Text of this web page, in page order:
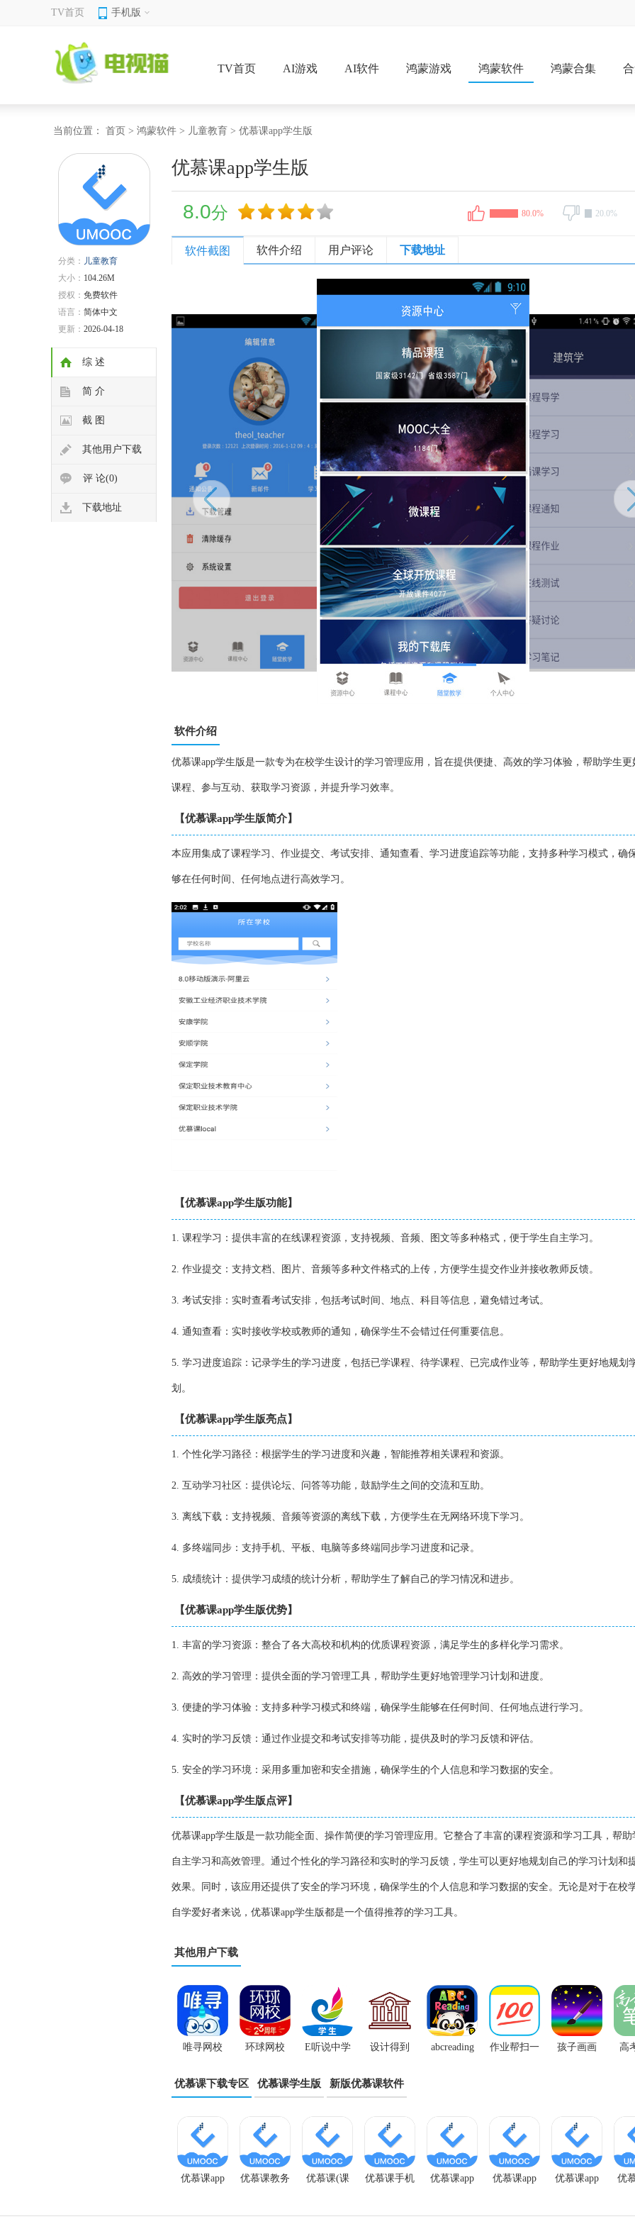
TV首页 手机版
TV首页 AI游戏 AI软件 鸿蒙游戏 鸿蒙软件 鸿蒙合集
当前位置： 首页 > 鸿蒙软件 > 儿童教育 > 优慕课app学生版
分类： 儿童教育
大小： 104.26M
授权： 免费软件
语言： 简体中文
更新： 2026-04-18
综 述
简 介
截 图
其他用户下载
评 论(0)
下载地址
优慕课app学生版
8.0分 80.0% 20.0%
软件截图 软件介绍 用户评论 下载地址
软件介绍
优慕课app学生版是一款专为在校学生设计的学习管理应用，旨在提供便捷、高效的学习体验，帮助学生更
课程、参与互动、获取学习资源，并提升学习效率。
【优慕课app学生版简介】
本应用集成了课程学习、作业提交、考试安排、通知查看、学习进度追踪等功能，支持多种学习模式，确
够在任何时间、任何地点进行高效学习。
【优慕课app学生版功能】
1. 课程学习：提供丰富的在线课程资源，支持视频、音频、图文等多种格式，便于学生自主学习。
2. 作业提交：支持文档、图片、音频等多种文件格式的上传，方便学生提交作业并接收教师反馈。
3. 考试安排：实时查看考试安排，包括考试时间、地点、科目等信息，避免错过考试。
4. 通知查看：实时接收学校或教师的通知，确保学生不会错过任何重要信息。
5. 学习进度追踪：记录学生的学习进度，包括已学课程、待学课程、已完成作业等，帮助学生更好地规划
划。
【优慕课app学生版亮点】
1. 个性化学习路径：根据学生的学习进度和兴趣，智能推荐相关课程和资源。
2. 互动学习社区：提供论坛、问答等功能，鼓励学生之间的交流和互助。
3. 离线下载：支持视频、音频等资源的离线下载，方便学生在无网络环境下学习。
4. 多终端同步：支持手机、平板、电脑等多终端同步学习进度和记录。
5. 成绩统计：提供学习成绩的统计分析，帮助学生了解自己的学习情况和进步。
【优慕课app学生版优势】
1. 丰富的学习资源：整合了各大高校和机构的优质课程资源，满足学生的多样化学习需求。
2. 高效的学习管理：提供全面的学习管理工具，帮助学生更好地管理学习计划和进度。
3. 便捷的学习体验：支持多种学习模式和终端，确保学生能够在任何时间、任何地点进行学习。
4. 实时的学习反馈：通过作业提交和考试安排等功能，提供及时的学习反馈和评估。
5. 安全的学习环境：采用多重加密和安全措施，确保学生的个人信息和学习数据的安全。
【优慕课app学生版点评】
优慕课app学生版是一款功能全面、操作简便的学习管理应用。它整合了丰富的课程资源和学习工具，帮助
自主学习和高效管理。通过个性化的学习路径和实时的学习反馈，学生可以更好地规划自己的学习计划和
效果。同时，该应用还提供了安全的学习环境，确保学生的个人信息和学习数据的安全。无论是对于在校
自学爱好者来说，优慕课app学生版都是一个值得推荐的学习工具。
其他用户下载
唯寻网校
App
环球网校
App
E听说中学
App
设计得到
app
abcreading 作业帮扫一 孩子画画 高
优慕课下载专区 优慕课学生版 新版优慕课软件
优慕课app 优慕课教务 优慕课(课 优慕课手机 优慕课app 优慕课app 优慕课app 优